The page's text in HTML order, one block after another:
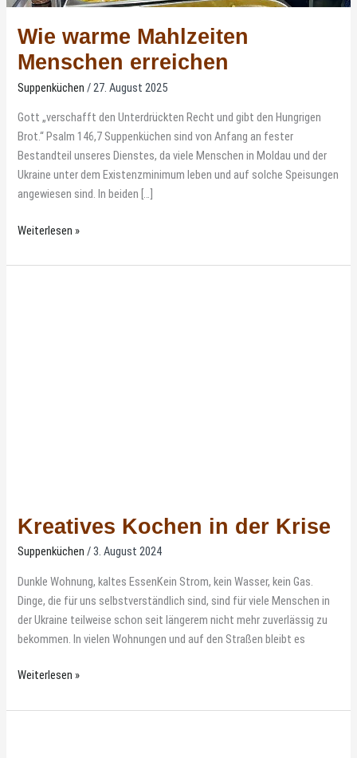
Wie warme Mahlzeiten
Menschen erreichen
Suppenküchen /27. August 2025
Gott „verschafft den Unterdrückten Recht und gibt den Hungrigen
Brot.“ Psalm 146,7 Suppenküchen sind von Anfang an fester
Bestandteil unseres Dienstes, da viele Menschen in Moldau und der
Ukraine unter dem Existenzminimum leben und auf solche Speisungen
angewiesen sind. In beiden […]
Weiterlesen »
Kreatives Kochen in der Krise
Suppenküchen /3. August 2024
Dunkle Wohnung, kaltes EssenKein Strom, kein Wasser, kein Gas.
Dinge, die für uns selbstverständlich sind, sind für viele Menschen in
der Ukraine teilweise schon seit längerem nicht mehr zuverlässig zu
bekommen. In vielen Wohnungen und auf den Straßen bleibt es
Weiterlesen »